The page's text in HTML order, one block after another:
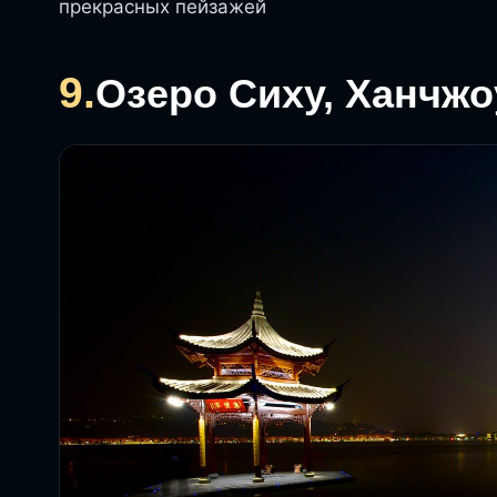
прекрасных пейзажей
9.Озеро Сиху,